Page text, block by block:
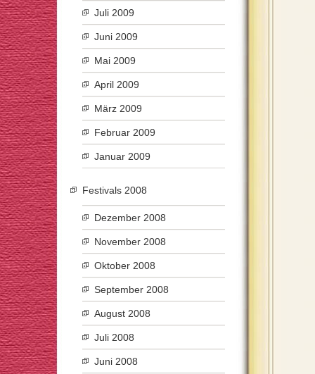
Juli 2009
Juni 2009
Mai 2009
April 2009
März 2009
Februar 2009
Januar 2009
Festivals 2008
Dezember 2008
November 2008
Oktober 2008
September 2008
August 2008
Juli 2008
Juni 2008